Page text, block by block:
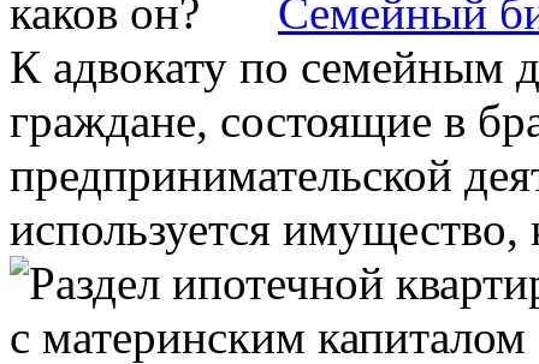
Семейный
К адвокату по семейным
граждане, состоящие в
предпринимательской
используется имущество,